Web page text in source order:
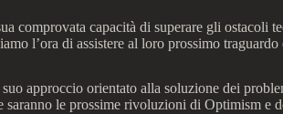
comprovata capacità di superare gli ostacoli
l’ora di assistere al loro prossimo
approccio orientato alla soluzione dei
le prossime rivoluzioni di Optimism e